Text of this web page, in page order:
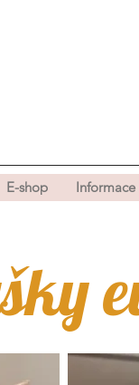
E-shop Informace